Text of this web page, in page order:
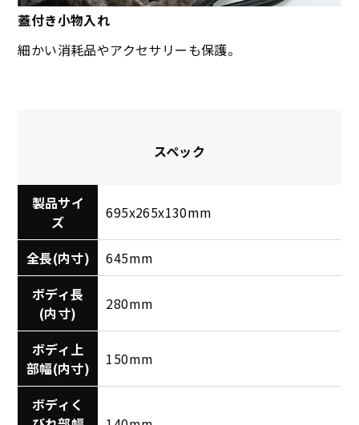
蓋付き小物入れ
細かい消耗品やアクセサリーも保護。
スペック
製品サイ
ズ
695x265x130mm
全長(内寸)
645mm
ボディ長
(内寸)
280mm
ボディ上
部幅(内寸)
150mm
ボディく